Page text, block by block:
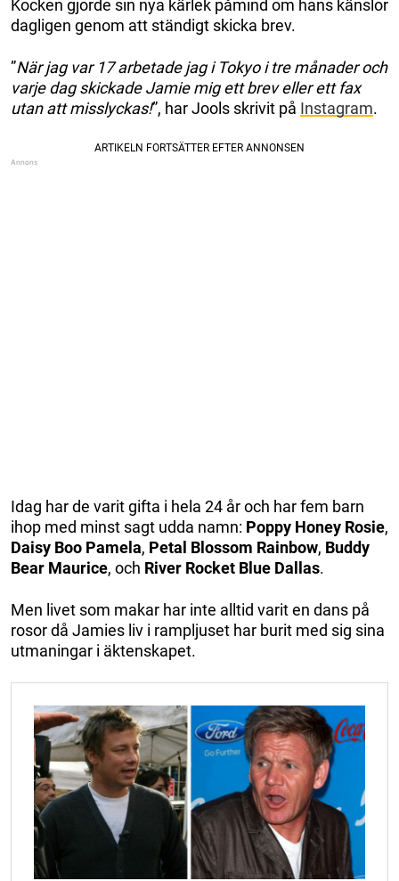
Kocken gjorde sin nya kärlek påmind om hans känslor
dagligen genom att ständigt skicka brev.
”När jag var 17 arbetade jag i Tokyo i tre månader och
varje dag skickade Jamie mig ett brev eller ett fax
utan att misslyckas!”, har Jools skrivit på Instagram.
Idag har de varit gifta i hela 24 år och har fem barn
ihop med minst sagt udda namn: Poppy Honey Rosie,
Daisy Boo Pamela, Petal Blossom Rainbow, Buddy
Bear Maurice, och River Rocket Blue Dallas.
Men livet som makar har inte alltid varit en dans på
rosor då Jamies liv i rampljuset har burit med sig sina
utmaningar i äktenskapet.